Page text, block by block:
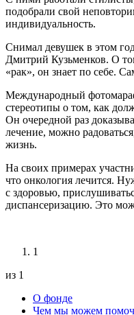
подобрали свой
индивидуальность.
Снимал девушек в этом
Дмитрий Кузьменков. О
«рак», он знает по себе.
Международный
стереотипы о том, как
Он очередной раз
лечение, можно
жизнь.
На своих примерах
что онкология лечится.
с здоровью,
диспансеризацию. Это
1
из 1
О фонде
Чем мы можем